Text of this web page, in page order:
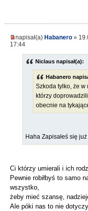
napisał(a) Habanero »
17:44
Niclaus napisał(a):
Habanero
Szkoda tylko, że w
którzy
obecnie na
Haha Zapisałeś się
Ci którzy umierali i ich
Pewnie robiłbyś to samo
wszystko,
żeby mieć szansę,
Ale póki nas to nie